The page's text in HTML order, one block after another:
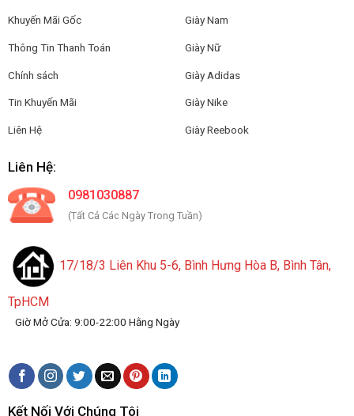
Khuyến Mãi Gốc
Thông Tin Thanh Toán
Chính sách
Tin Khuyến Mãi
Liên Hệ
Giày Nam
Giày Nữ
Giày Adidas
Giày Nike
Giày Reebook
Liên Hệ:
0981030887
(Tất Cả Các Ngày Trong Tuần)
17/18/3 Liên Khu 5-6, Bình Hưng Hòa B, Bình Tân,
TpHCM
Giờ Mở Cửa: 9:00-22:00 Hằng Ngày
Kết Nối Với Chúng Tôi